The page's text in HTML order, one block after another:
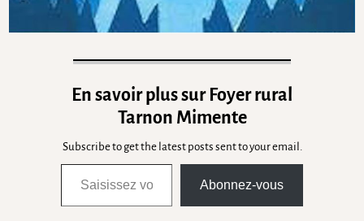
En savoir plus sur Foyer rural
Tarnon Mimente
Subscribe to get the latest posts sent to your email.
Abonnez-vous